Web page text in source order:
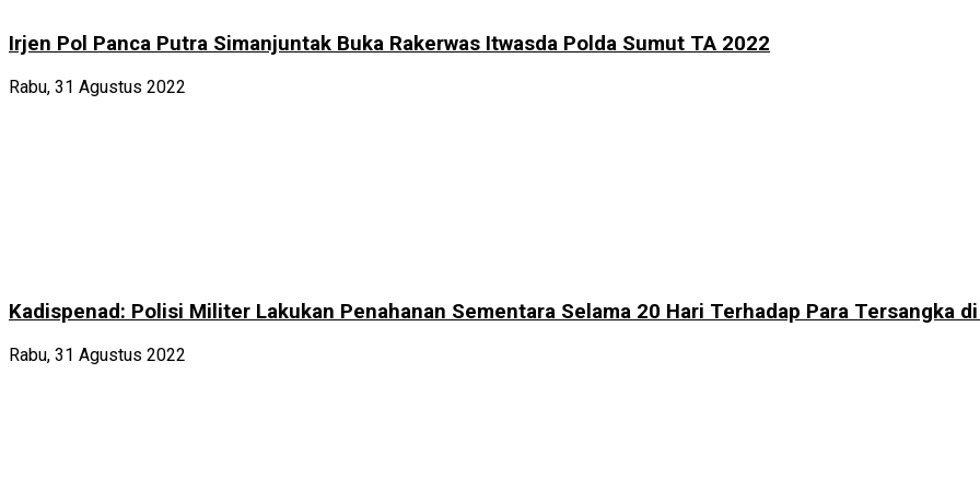
Irjen Pol Panca Putra Simanjuntak Buka Rakerwas Itwasda Polda Sumut TA 2022
Rabu, 31 Agustus 2022
Kadispenad: Polisi Militer Lakukan Penahanan Sementara Selama 20 Hari Terhadap Para Tersangka
Rabu, 31 Agustus 2022